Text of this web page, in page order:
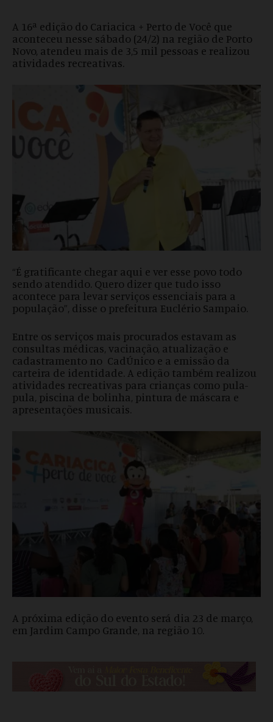
A 16ª edição do Cariacica + Perto de Você que
aconteceu nesse sábado (24/2) na região de Porto
Novo, atendeu mais de 3,5 mil pessoas e realizou
atividades recreativas.
“É gratificante chegar aqui e ver esse povo todo
sendo atendido. Quero dizer que tudo isso
acontece para levar serviços essenciais para a
população”, disse o prefeitura Euclério Sampaio.
Entre os serviços mais procurados estavam as
consultas médicas, vacinação, atualização e
cadastramento no CadÚnico e a emissão da
carteira de identidade. A edição também realizou
atividades recreativas para crianças como pula-
pula, piscina de bolinha, pintura de máscara e
apresentações musicais.
A próxima edição do evento será dia 23 de março,
em Jardim Campo Grande, na região 10.